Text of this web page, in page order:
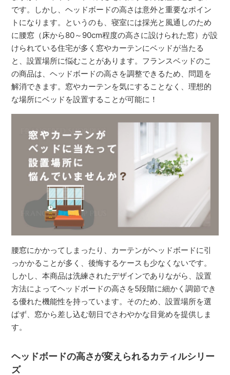
です。しかし、ヘッドボードの高さは意外と重要なポイン
トになります。というのも、寝室には採光と風通しのため
に腰窓（床から80～90cm程度の高さに設けられた窓）が設
けられている住宅が多く窓やカーテンにベッドが当たる
と、設置場所に悩むことがあります。フランスベッドのこ
の商品は、ヘッドボードの高さを調整できるため、問題を
解消できます。窓やカーテンを気にすることなく、理想的
な場所にベッドを設置することが可能に！
腰窓にかかってしまったり、カーテンがヘッドボードに引
っかかることが多く、後悔するケースも少なくないです。
しかし、本商品は洗練されたデザインでありながら、設置
方法によってヘッドボードの高さを5段階に細かく調節でき
る優れた機能性を持っています。そのため、設置場所を選
ばず、窓から差し込む朝日でさわやかな目覚めを提供しま
す。
ヘッドボードの高さが変えられるカティルシリー
ズ